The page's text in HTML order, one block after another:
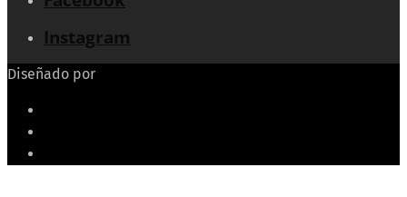
Instagram
Diseñado por